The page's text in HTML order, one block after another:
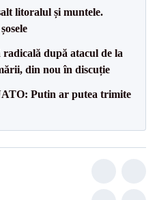
litoralul și muntele.
după atacul de la
din nou în discuție
Putin ar putea trimite